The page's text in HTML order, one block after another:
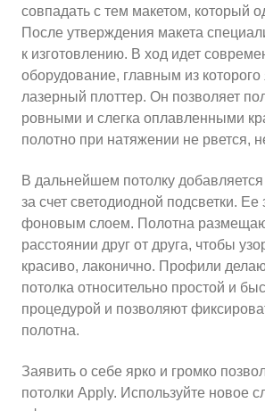
совпадать с тем макетом, который
После утверждения макета
к изготовлению. В ход идет
оборудование, главным из которого
лазерный плоттер. Он позволяет
ровными и слегка оплавленными
полотно при натяжении не рвется,
В дальнейшем потолку
за счет светодиодной подсветки. Ее
фоновым слоем. Полотна
расстоянии друг от друга, чтобы
красиво, лаконично. Профили
потолка относительно простой и
процедурой и позволяют
полотна.
Заявить о себе ярко и громко
потолки Apply. Используйте новое